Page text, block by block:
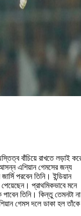
বাঁচিয়ে রাখতে লড়াই
এশিয়ান গেমসের জন্য
পরবেন তিনি। ইন্ডিয়ান
প্রাথমিকভাবে মনে
তিনি। কিন্তু তেমনটা না
গেমস দলে ডাকা হল